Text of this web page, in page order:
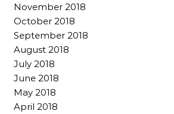
November 2018
October 2018
September 2018
August 2018
July 2018
June 2018
May 2018
April 2018